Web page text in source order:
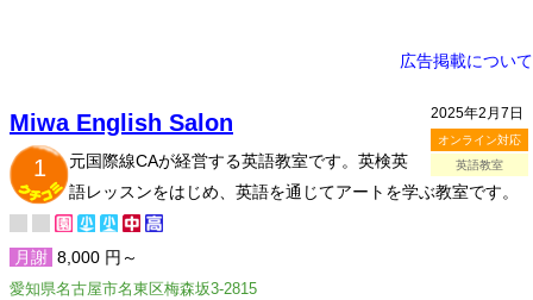
広告掲載について
2025年2月7日
オンライン対応
英語教室
Miwa English Salon
1
元国際線CAが経営する英語教室です。英検英
語レッスンをはじめ、英語を通じてアートを学ぶ教室です。
月謝 8,000 円～
愛知県名古屋市名東区梅森坂3-2815